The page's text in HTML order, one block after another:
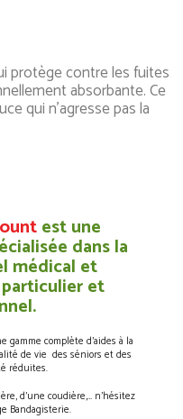
protège contre les fuites
absorbante. Ce
qui n'agresse pas la
est une
dans la
médical et
et
complète d’aides à la
de vie des séniors et des
réduites.
d’une coudière,… n’hésitez
Bandagisterie.